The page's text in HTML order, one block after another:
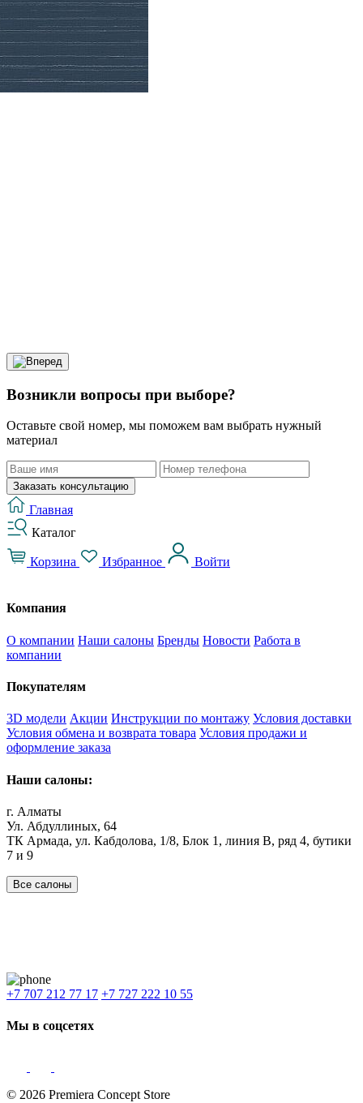
Возникли вопросы при выборе?
Оставьте свой номер, мы поможем вам выбрать нужный
материал
Заказать консультацию
Главная
Каталог
Корзина Избранное Войти
Компания
О компании Наши салоны Бренды Новости Работа в
компании
Покупателям
3D модели Акции Инструкции по монтажу Условия доставки
Условия обмена и возврата товара Условия продажи и
оформление заказа
Наши салоны:
г. Алматы
Ул. Абдуллиных, 64
ТК Армада, ул. Кабдолова, 1/8, Блок 1, линия В, ряд 4, бутики
7 и 9
Все салоны
+7 707 212 77 17 +7 727 222 10 55
Мы в соцсетях
© 2026 Premiera Concept Store